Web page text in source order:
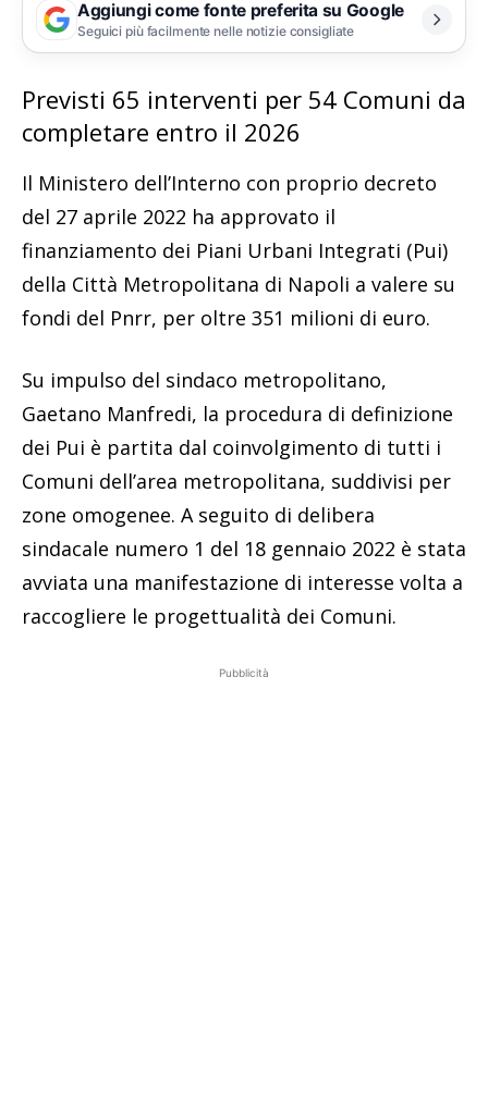
Aggiungi come fonte preferita su Google
Seguici più facilmente nelle notizie consigliate
Previsti 65 interventi per 54 Comuni da
completare entro il 2026
Il Ministero dell’Interno con proprio decreto
del 27 aprile 2022 ha approvato il
finanziamento dei Piani Urbani Integrati (Pui)
della Città Metropolitana di Napoli a valere su
fondi del Pnrr, per oltre 351 milioni di euro.
Su impulso del sindaco metropolitano,
Gaetano Manfredi, la procedura di definizione
dei Pui è partita dal coinvolgimento di tutti i
Comuni dell’area metropolitana, suddivisi per
zone omogenee. A seguito di delibera
sindacale numero 1 del 18 gennaio 2022 è stata
avviata una manifestazione di interesse volta a
raccogliere le progettualità dei Comuni.
Pubblicità